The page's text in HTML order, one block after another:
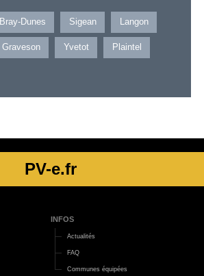
Bray-Dunes Sigean Langon
Graveson Yvetot Plaintel
PV-e.fr
INFOS
Actualités
FAQ
Communes équipées